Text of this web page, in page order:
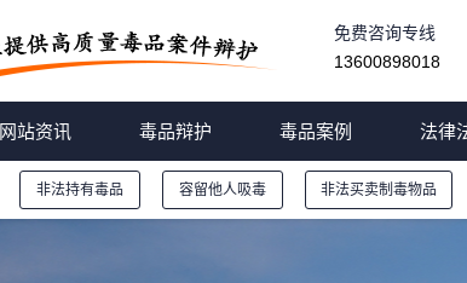
免费咨询专线
13600898018
网站资讯 毒品辩护 毒品案例 法律
非法持有毒品 容留他人吸毒 非法买卖制毒物品